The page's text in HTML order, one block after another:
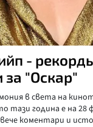
-
"Оскар"
в света на
тази година е на 28
коментари и